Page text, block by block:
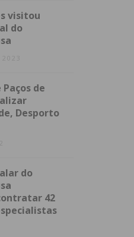
visitou
do
de
Desporto
do
42